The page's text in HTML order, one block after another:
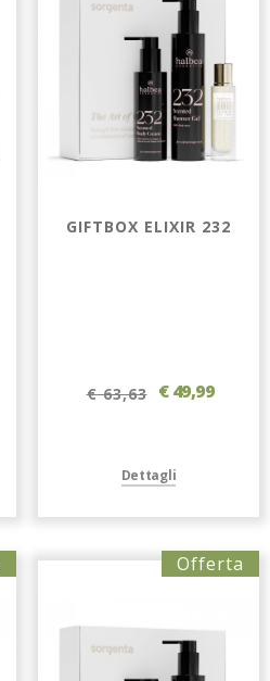
GIFTBOX ELIXIR 232
€ 63,63 € 49,99
Dettagli
Offerta